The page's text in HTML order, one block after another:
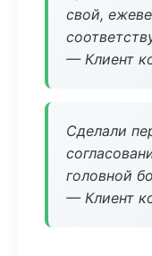
свой,
— Клиент
Сделали
головной
— Клиент